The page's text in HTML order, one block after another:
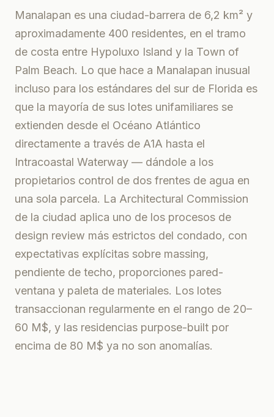
Manalapan es una ciudad-barrera de 6,2 km² y
aproximadamente 400 residentes, en el tramo
de costa entre Hypoluxo Island y la Town of
Palm Beach. Lo que hace a Manalapan inusual
incluso para los estándares del sur de Florida es
que la mayoría de sus lotes unifamiliares se
extienden desde el Océano Atlántico
directamente a través de A1A hasta el
Intracoastal Waterway — dándole a los
propietarios control de dos frentes de agua en
una sola parcela. La Architectural Commission
de la ciudad aplica uno de los procesos de
design review más estrictos del condado, con
expectativas explícitas sobre massing,
pendiente de techo, proporciones pared-
ventana y paleta de materiales. Los lotes
transaccionan regularmente en el rango de 20–
60 M$, y las residencias purpose-built por
encima de 80 M$ ya no son anomalías.